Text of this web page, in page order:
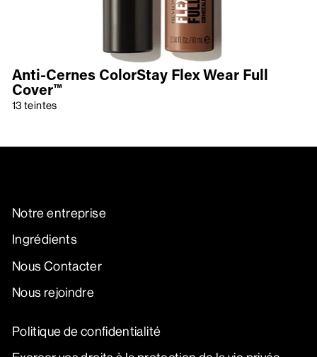
Anti-Cernes ColorStay Flex Wear Full
Cover™
13 teintes
Notre entreprise
Ingrédients
Nous Contacter
Nous rejoindre
Politique de confidentialité